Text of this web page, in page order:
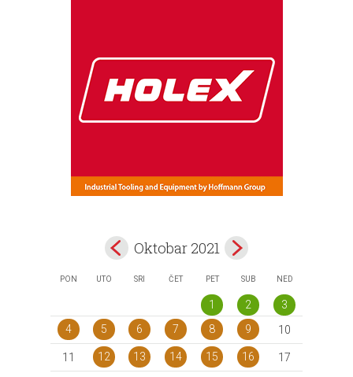
Oktobar 2021
PON UTO SRI ČET PET SUB NED
1 2
3
4
5 6 7 8 9 10
11 12 13 14 15 16 17